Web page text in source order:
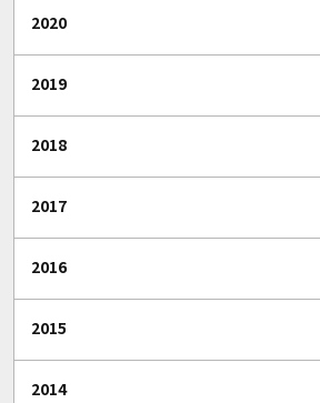
2020
2019
2018
2017
2016
2015
2014